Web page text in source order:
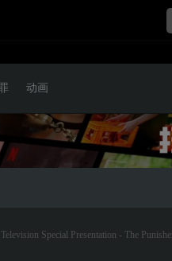
动画
Special Presentation - The